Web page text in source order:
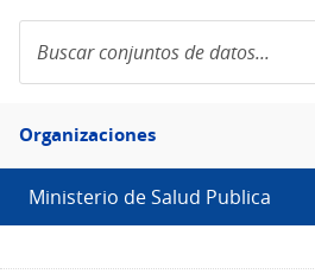
conjuntos
de
Filtro
Organizaciones
Organizaciones
Ministerio de Salud Publica